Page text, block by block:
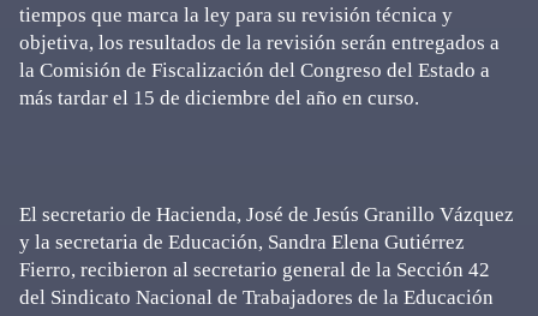
tiempos que marca la ley para su revisión técnica y
objetiva, los resultados de la revisión serán entregados a
la Comisión de Fiscalización del Congreso del Estado a
más tardar el 15 de diciembre del año en curso.
El secretario de Hacienda, José de Jesús Granillo Vázquez
y la secretaria de Educación, Sandra Elena Gutiérrez
Fierro, recibieron al secretario general de la Sección 42
del Sindicato Nacional de Trabajadores de la Educación